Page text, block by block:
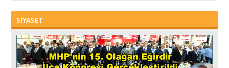
SİYASET